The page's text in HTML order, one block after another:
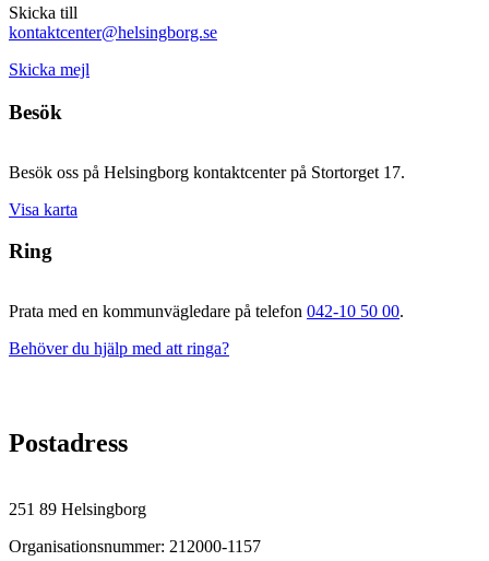
Skicka till
kontaktcenter@helsingborg.se
Skicka mejl
Besök
Besök oss på Helsingborg kontaktcenter på Stortorget 17.
Visa karta
Ring
Prata med en kommunvägledare på telefon 042-10 50 00.
Behöver du hjälp med att ringa?
Postadress
251 89 Helsingborg
Organisationsnummer: 212000-1157